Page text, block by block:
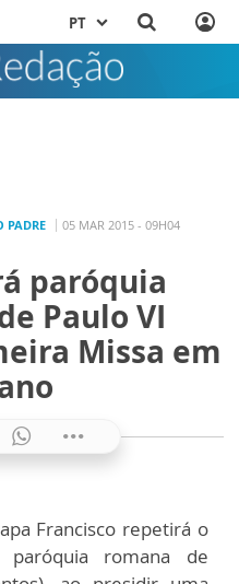
PT
PADRE 05 MAR 2015 - 09H04
paróquia
Paulo VI
Missa em
Francisco repetirá o
romana de